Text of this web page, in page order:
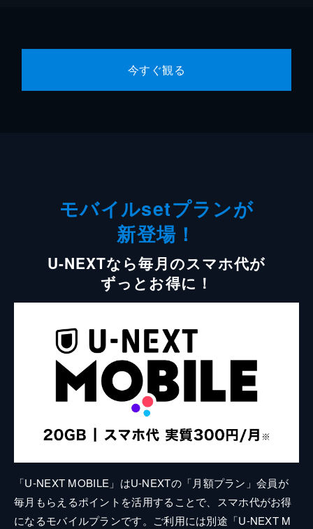
今すぐ観る
モバイルsetプランが
新登場！
U-NEXTなら毎月のスマホ代が
ずっとお得に！
「U-NEXT MOBILE」はU-NEXTの「月額プラン」会員が
毎月もらえるポイントを活用することで、スマホ代がお得
になるモバイルプランです。ご利用には別途「U-NEXT M